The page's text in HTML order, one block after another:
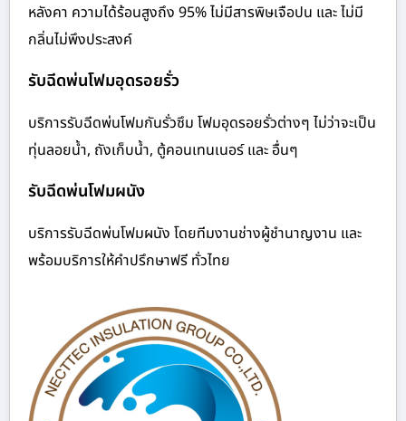
หลังคา ความได้ร้อนสูงถึง 95% ไม่มีสารพิษเจือปน และ ไม่มี
กลิ่นไม่พึงประสงค์
รับฉีดพ่นโฟมอุดรอยรั่ว
บริการรับฉีดพ่นโฟมกันรั่วซึม โฟมอุดรอยรั่วต่างๆ ไม่ว่าจะเป็น
ทุ่นลอยน้ำ, ถังเก็บน้ำ, ตู้คอนเทนเนอร์ และ อื่นๆ
รับฉีดพ่นโฟมผนัง
บริการรับฉีดพ่นโฟมผนัง โดยทีมงานช่างผู้ชำนาญงาน และ
พร้อมบริการให้คำปรึกษาฟรี ทั่วไทย